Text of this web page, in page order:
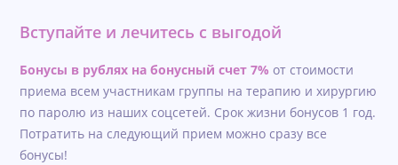
Вступайте и лечитесь с выгодой
Бонусы в рублях на бонусный счет 7% от стоимости
приема всем участникам группы на терапию и хирургию
по паролю из наших соцсетей. Срок жизни бонусов 1 год.
Потратить на следующий прием можно сразу все
бонусы!